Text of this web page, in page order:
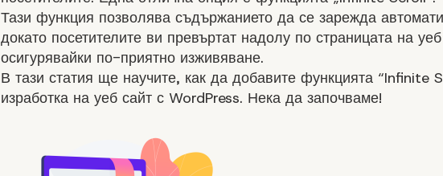
Тази функция позволява съдържанието да се зарежда
докато посетителите ви превъртат надолу по страницата на
осигурявайки по-приятно изживяване.
В тази статия ще научите, как да добавите функцията “Infinite
изработка на уеб сайт с WordPress. Нека да започваме!